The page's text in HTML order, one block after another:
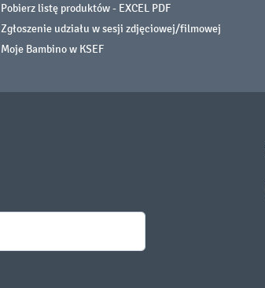
Pobierz listę produktów - EXCEL PDF
Zgłoszenie udziału w sesji zdjęciowej/filmowej
Moje Bambino w KSEF